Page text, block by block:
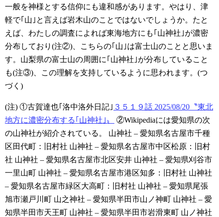
一般を神様とする信仰にも違和感があります。やはり、津
軽で｢山｣と言えば岩木山のことではないでしょうか。たと
えば、わたしの調査によれば東海地方にも｢山神社｣が濃密
分布しており(注②)、こちらの｢山｣は富士山のことと思いま
す。山梨県の富士山の周囲に｢山神社｣が分布していること
も(注③)、この理解を支持しているように思われます。(つ
づく)
(注) ①古賀達也｢洛中洛外日記｣ ３５１９話 2025/08/20〝東北
地方に濃密分布する｢山神社｣〟
②Wikipediaには愛知県の次
の山神社が紹介されている。
山神社 – 愛知県名古屋市千種
区田代町：旧村社 山神社 – 愛知県名古屋市中区松原：旧村
社 山神社 – 愛知県名古屋市北区安井 山神社 – 愛知県刈谷市
一里山町 山神社 – 愛知県名古屋市港区知多：旧村社 山神社
– 愛知県名古屋市緑区大高町：旧村社 山神社 – 愛知県尾張
旭市瀬戸川町 山之神社 – 愛知県半田市山ノ神町 山神社 – 愛
知県半田市天王町 山神社 – 愛知県半田市岩滑東町 山ノ神社